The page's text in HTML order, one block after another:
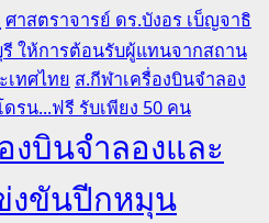
ศาสตราจารย์ ดร.บังอร เบ็ญจาธิ
ให้การต้อนรับผู้แทนจากสถาน
เทศไทย ส.กีฬาเครื่องบินจำลอง
รน...ฟรี รับเพียง 50 คน
งบินจำลองและ
งขันปีกหมุน